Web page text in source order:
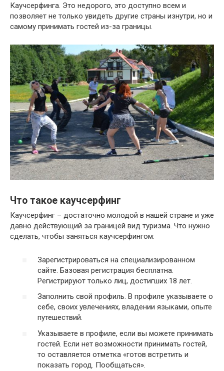
Каучсерфинга. Это недорого, это доступно всем и
позволяет не только увидеть другие страны изнутри, но и
самому принимать гостей из-за границы.
Что такое каучсерфинг
Каучсерфинг – достаточно молодой в нашей стране и уже
давно действующий за границей вид туризма. Что нужно
сделать, чтобы заняться каучсерфингом:
Зарегистрироваться на специализированном
сайте. Базовая регистрация бесплатна.
Регистрируют только лиц, достигших 18 лет.
Заполнить свой профиль. В профиле указываете о
себе, своих увлечениях, владении языками, опыте
путешествий.
Указываете в профиле, если вы можете принимать
гостей. Если нет возможности принимать гостей,
то оставляется отметка «готов встретить и
показать город. Пообщаться».